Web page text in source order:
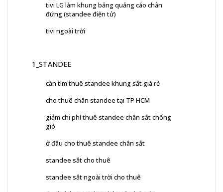
tivi LG làm khung bảng quảng cáo chân
đứng (standee điện tử)
tivi ngoài trời
1_STANDEE
cần tìm thuê standee khung sắt giá rẻ
cho thuê chân standee tại TP HCM
giảm chi phí thuê standee chân sắt chống
gió
ở đâu cho thuê standee chân sắt
standee sắt cho thuê
standee sắt ngoài trời cho thuê